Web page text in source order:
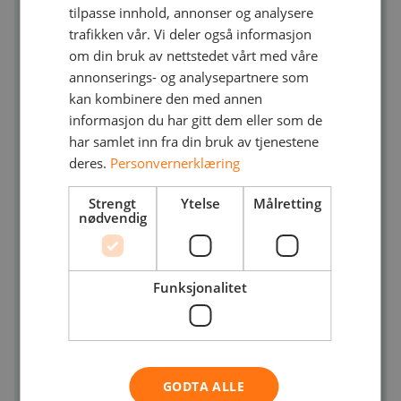
du som kunde oppnår ønskede
forretningsresultater er det viktig at vi
kjenner målet for transformasjonen.
Målet kan være lavere kostnader, økt
smidighet eller økt sikkerhet i
virksomheten.
Når vi kjenner målet med
transformasjonen, starter prosessen
med å evaluere IT-ressursene dine for å
finne den beste tilnærmingen for å
hoste dem i skyen, gjøre organisasjonen
klar, finne de riktige
implementeringsalternativene, migrere,
tilpasse innhold, annonser og analysere
trafikken vår. Vi deler også informasjon
om din bruk av nettstedet vårt med våre
annonserings- og analysepartnere som
kan kombinere den med annen
informasjon du har gitt dem eller som de
har samlet inn fra din bruk av tjenestene
deres. Personvernerklæring
Strengt
nødvendig
Ytelse Målretting
Funksjonalitet
GODTA ALLE